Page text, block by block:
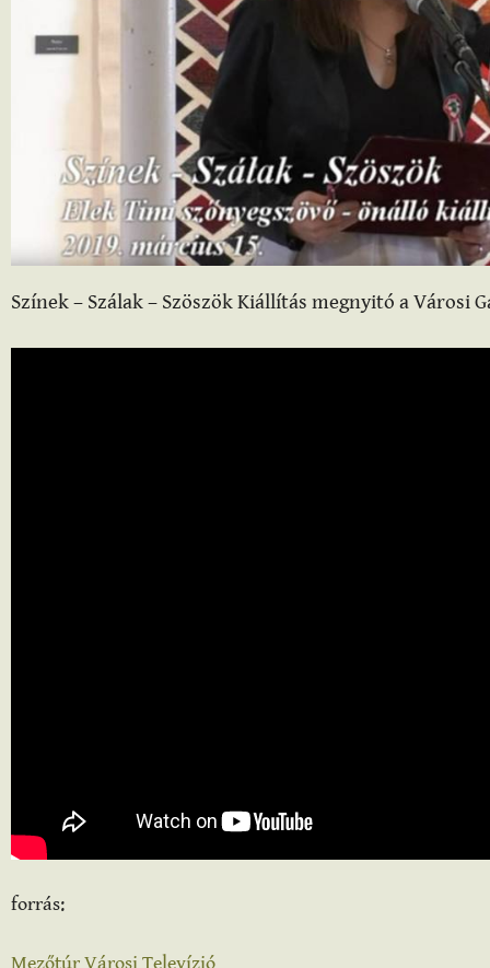
Színek – Szálak – Szöszök Kiállítás megnyitó a Városi
forrás: